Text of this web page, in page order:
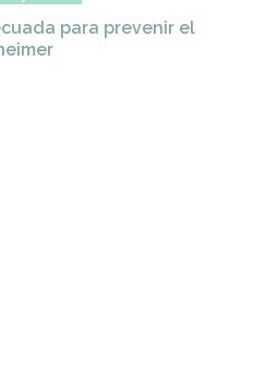
para prevenir el